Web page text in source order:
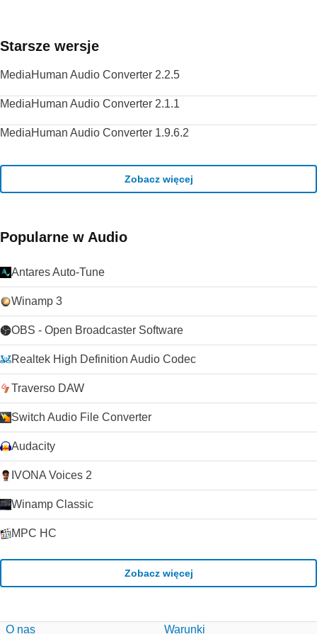
Starsze wersje
MediaHuman Audio Converter 2.2.5
MediaHuman Audio Converter 2.1.1
MediaHuman Audio Converter 1.9.6.2
Zobacz więcej
Popularne w Audio
Antares Auto-Tune
Winamp 3
OBS - Open Broadcaster Software
Realtek High Definition Audio Codec
Traverso DAW
Switch Audio File Converter
Audacity
IVONA Voices 2
Winamp Classic
MPC HC
Zobacz więcej
O nas Warunki